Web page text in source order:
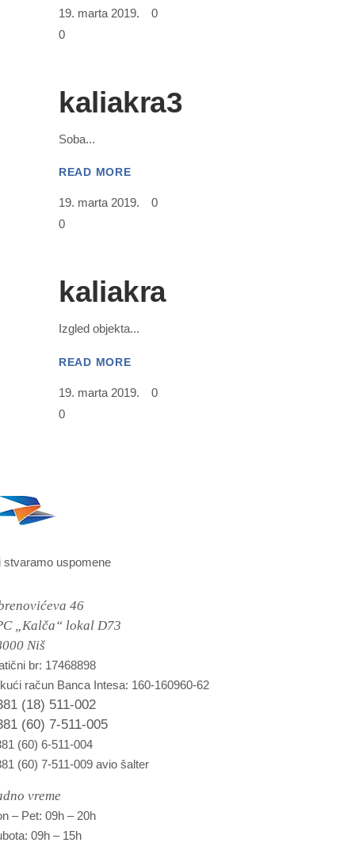
19. marta 2019.
0
0
kaliakra3
Soba
READ MORE
19. marta 2019.
0
0
kaliakra
Izgled objekta
READ MORE
19. marta 2019.
0
0
stvaramo uspomene
46
„Kalča“ lokal D73
Niš
br: 17468898
račun Banca Intesa: 160-160960-62
(18) 511-002
(60) 7-511-005
(60) 6-511-004
(60) 7-511-009 avio šalter
vreme
– Pet: 09h – 20h
09h – 15h